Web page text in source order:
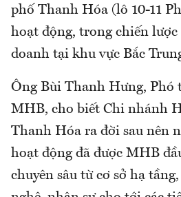
phố Thanh Hóa (lô 10-11
hoạt động, trong chiến
doanh tại khu vực Bắc
Ông Bùi Thanh Hưng, Phó
MHB, cho biết Chi nhánh
Thanh Hóa ra đời sau nên
hoạt động đã được MHB
chuyên sâu từ cơ sở hạ